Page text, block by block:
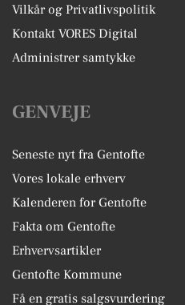
Vilkår og Privatlivspolitik
Kontakt VORES Digital
Administrer samtykke
GENVEJE
Seneste nyt fra Gentofte
Vores lokale erhverv
Kalenderen for Gentofte
Fakta om Gentofte
Erhvervsartikler
Gentofte Kommune
Få en gratis salgsvurdering